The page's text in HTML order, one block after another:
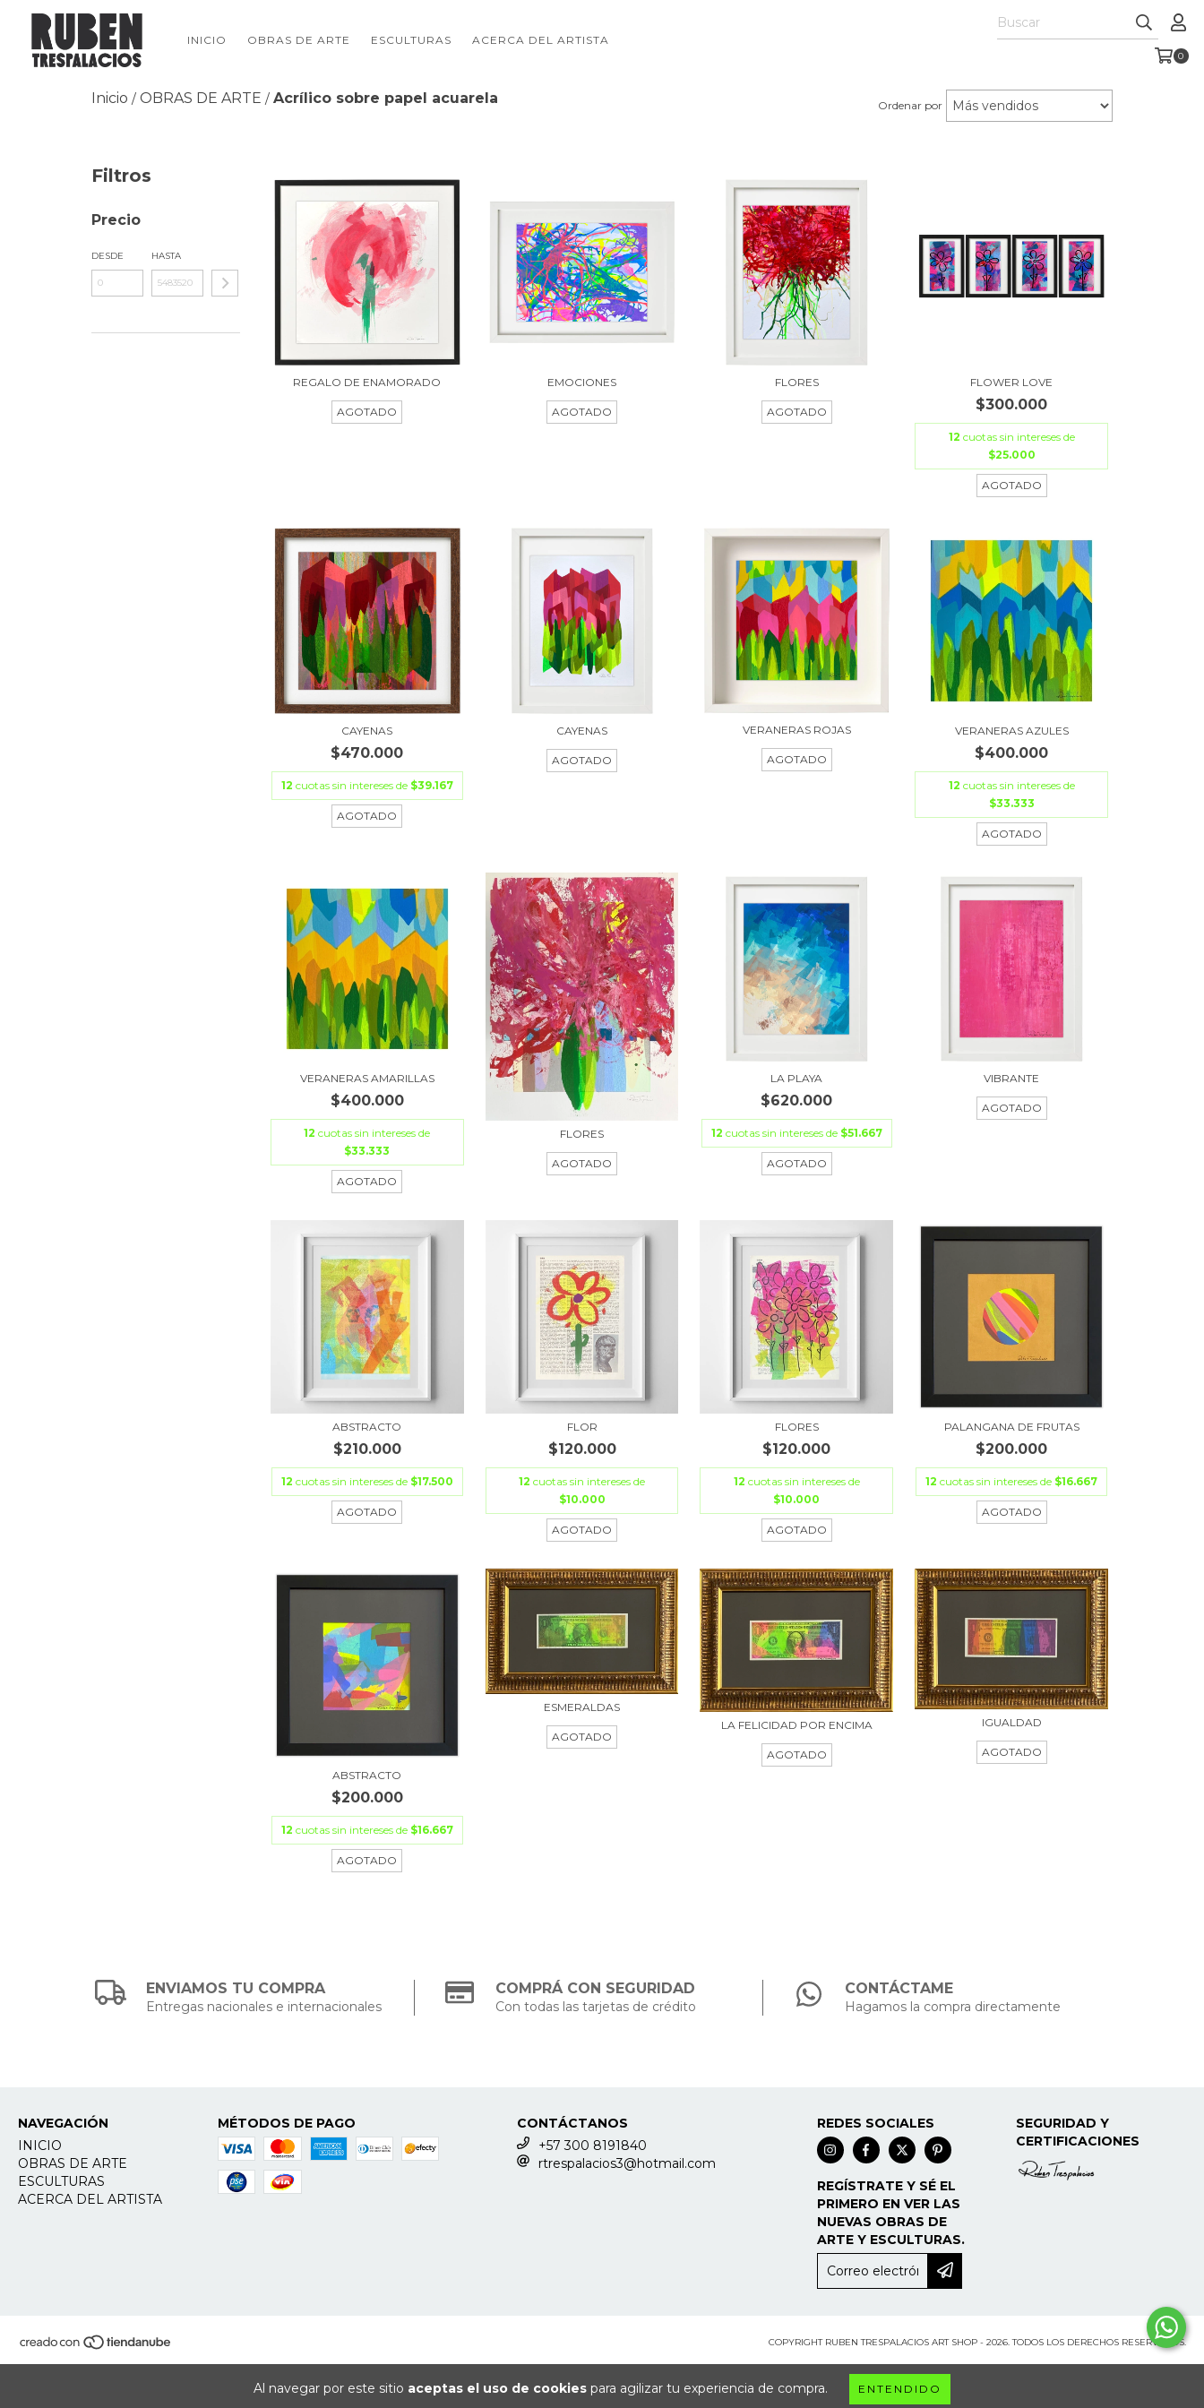
Al navegar por este sitio aceptas el uso de cookies para agilizar tu experiencia de compra. ENTENDIDO
INICIO OBRAS DE ARTE ESCULTURAS ACERCA DEL ARTISTA
0
Inicio / OBRAS DE ARTE / Acrílico sobre papel acuarela Ordenar por
Filtros
Precio
DESDE HASTA
REGALO DE ENAMORADO
AGOTADO
EMOCIONES
AGOTADO
FLORES
AGOTADO
FLOWER LOVE
$300.000
12 cuotas sin intereses de
$25.000
AGOTADO
CAYENAS
$470.000
12 cuotas sin intereses de $39.167
AGOTADO
CAYENAS
AGOTADO
VERANERAS ROJAS
AGOTADO
VERANERAS AZULES
$400.000
12 cuotas sin intereses de
$33.333
AGOTADO
VERANERAS AMARILLAS
$400.000
12 cuotas sin intereses de
$33.333
AGOTADO
FLORES
AGOTADO
LA PLAYA
$620.000
12 cuotas sin intereses de $51.667
AGOTADO
VIBRANTE
AGOTADO
ABSTRACTO
$210.000
12 cuotas sin intereses de $17.500
AGOTADO
FLOR
$120.000
12 cuotas sin intereses de
$10.000
AGOTADO
FLORES
$120.000
12 cuotas sin intereses de
$10.000
AGOTADO
PALANGANA DE FRUTAS
$200.000
12 cuotas sin intereses de $16.667
AGOTADO
ABSTRACTO
$200.000
12 cuotas sin intereses de $16.667
AGOTADO
ESMERALDAS
AGOTADO
LA FELICIDAD POR ENCIMA
AGOTADO
IGUALDAD
AGOTADO
ENVIAMOS TU COMPRA
Entregas nacionales e internacionales
COMPRÁ CON SEGURIDAD
Con todas las tarjetas de crédito
CONTÁCTAME
Hagamos la compra directamente
NAVEGACIÓN
INICIO
OBRAS DE ARTE
ESCULTURAS
ACERCA DEL ARTISTA
MÉTODOS DE PAGO
CONTÁCTANOS
+57 300 8191840
rtrespalacios3@hotmail.com
REDES SOCIALES
REGÍSTRATE Y SÉ EL
PRIMERO EN VER LAS
NUEVAS OBRAS DE
ARTE Y ESCULTURAS.
SEGURIDAD Y
CERTIFICACIONES
COPYRIGHT RUBEN TRESPALACIOS ART SHOP - 2026. TODOS LOS DERECHOS RESERVADOS.